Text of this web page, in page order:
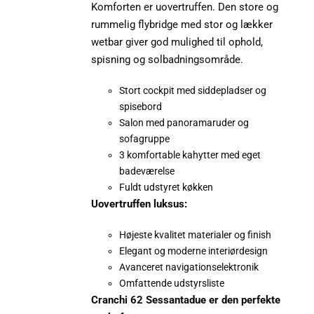
Komforten er uovertruffen. Den store og
rummelig flybridge med stor og lækker
wetbar giver god mulighed til ophold,
spisning og solbadningsområde.
Stort cockpit med siddepladser og
spisebord
Salon med panoramaruder og
sofagruppe
3 komfortable kahytter med eget
badeværelse
Fuldt udstyret køkken
Uovertruffen luksus:
Højeste kvalitet materialer og finish
Elegant og moderne interiørdesign
Avanceret navigationselektronik
Omfattende udstyrsliste
Cranchi 62 Sessantadue er den perfekte